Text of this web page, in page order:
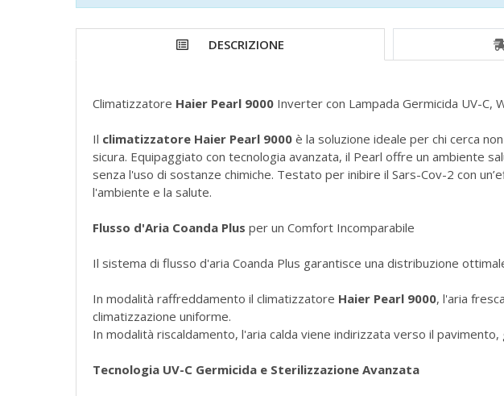
DESCRIZIONE
Climatizzatore Haier Pearl 9000 Inverter con Lampada Germicida UV-C,
Il climatizzatore Haier Pearl 9000 è la soluzione ideale per chi cerca
sicura. Equipaggiato con tecnologia avanzata, il Pearl offre un ambiente
senza l'uso di sostanze chimiche. Testato per inibire il Sars-Cov-2 con
l'ambiente e la salute.
Flusso d'Aria Coanda Plus per un Comfort Incomparabile
Il sistema di flusso d'aria Coanda Plus garantisce una distribuzione
In modalità raffreddamento il climatizzatore Haier Pearl 9000, l'aria
climatizzazione uniforme.
In modalità riscaldamento, l'aria calda viene indirizzata verso il
Tecnologia UV-C Germicida e Sterilizzazione Avanzata